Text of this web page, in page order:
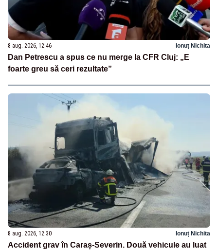
8 aug. 2026, 12:46 Ionuț Nichita
Dan Petrescu a spus ce nu merge la CFR Cluj: „E
foarte greu să ceri rezultate”
8 aug. 2026, 12:30 Ionuț Nichita
Accident grav în Caraș-Severin. Două vehicule au luat